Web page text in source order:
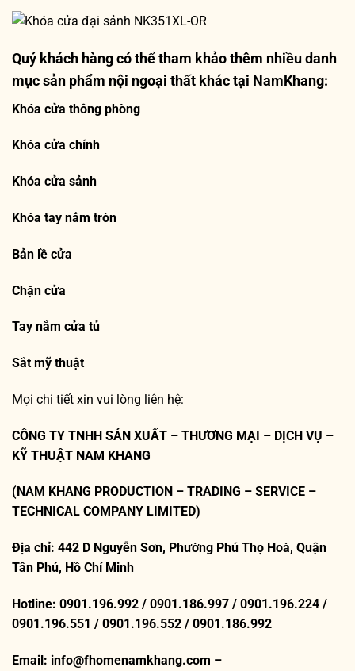
Quý khách hàng có thể tham khảo thêm nhiều danh
mục sản phẩm nội ngoại thất khác tại NamKhang:
Khóa cửa thông phòng
Khóa cửa chính
Khóa cửa sảnh
Khóa tay nắm tròn
Bản lề cửa
Chặn cửa
Tay nắm cửa tủ
Sắt mỹ thuật
Mọi chi tiết xin vui lòng liên hệ:
CÔNG TY TNHH SẢN XUẤT – THƯƠNG MẠI – DỊCH VỤ –
KỸ THUẬT NAM KHANG
(NAM KHANG PRODUCTION – TRADING – SERVICE –
TECHNICAL COMPANY LIMITED)
Địa chỉ: 442 D Nguyễn Sơn, Phường Phú Thọ Hoà, Quận
Tân Phú, Hồ Chí Minh
Hotline: 0901.196.992 / 0901.186.997 / 0901.196.224 /
0901.196.551 / 0901.196.552 / 0901.186.992
Email: info@fhomenamkhang.com –